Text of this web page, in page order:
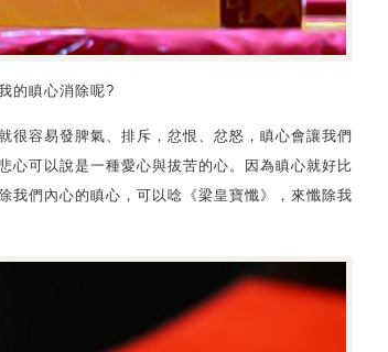
的瞋心消除呢?
很容易發脾氣、排斥，忿恨、忿怒，瞋心會讓我們
心可以說是一種愛心與拔苦的心。因為瞋心就好比
我們內心的瞋心，可以唸《梁皇寶懺》，來懺除我